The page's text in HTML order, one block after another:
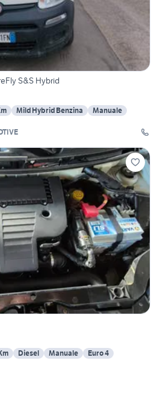
S&S Hybrid
Mild Hybrid Benzina
Manuale
Diesel Manuale Euro 4